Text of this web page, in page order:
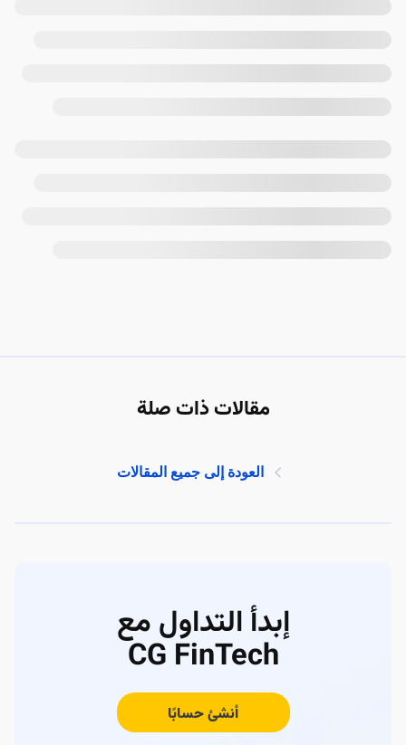
مقالات ذات صلة
العودة إلى جميع المقالات
إبدأ التداول مع
CG FinTech
أنشئ حسابًا